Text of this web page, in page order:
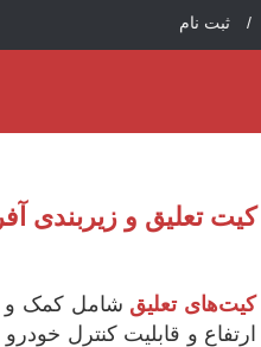
/ ثبت نام
کیت تعلیق و زیربندی
کیت‌های تعلیق شامل کمک و
ارتفاع و قابلیت کنترل